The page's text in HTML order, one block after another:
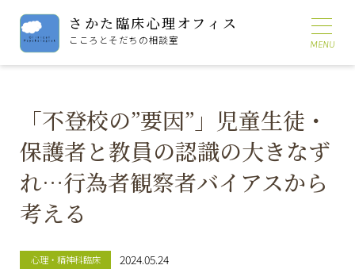
さかた臨床心理オフィス
こころとそだちの相談室
「不登校の”要因”」児童生徒・
保護者と教員の認識の大きなず
れ…行為者観察者バイアスから
考える
心理・精神科臨床 2024.05.24